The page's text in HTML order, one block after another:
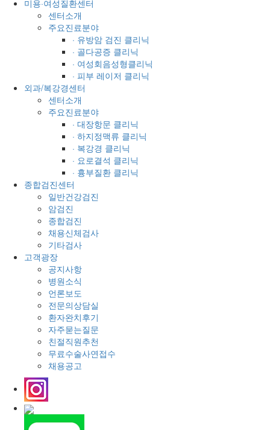
미용·여성질환센터
센터소개
주요진료분야
· 유방암 검진 클리닉
· 골다공증 클리닉
· 여성회음성형클리닉
· 피부 레이저 클리닉
외과/복강경센터
센터소개
주요진료분야
· 대장항문 클리닉
· 하지정맥류 클리닉
· 복강경 클리닉
· 요로결석 클리닉
· 흉부질환 클리닉
종합검진센터
일반건강검진
암검진
종합검진
채용신체검사
기타검사
고객광장
공지사항
병원소식
언론보도
전문의상담실
환자완치후기
자주묻는질문
친절직원추천
무료수술사연접수
채용공고